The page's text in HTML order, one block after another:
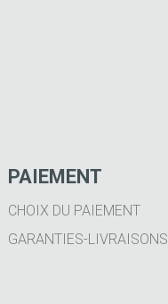
PAIEMENT
CHOIX DU PAIEMENT
GARANTIES-LIVRAISONS